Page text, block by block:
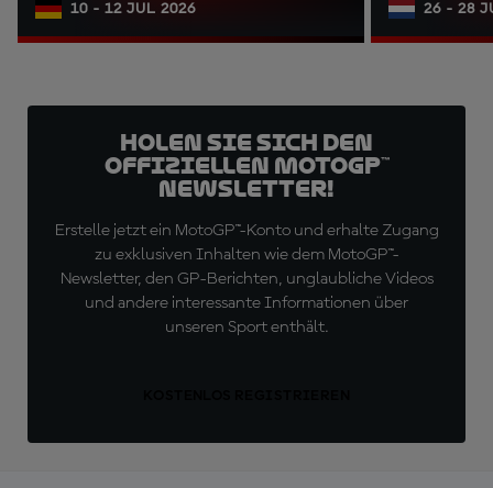
10 - 12 JUL 2026 26 - 28
Holen Sie sich den
offiziellen MotoGP™
Newsletter!
Erstelle jetzt ein MotoGP™-Konto und erhalte Zugang
zu exklusiven Inhalten wie dem MotoGP™-
Newsletter, den GP-Berichten, unglaubliche Videos
und andere interessante Informationen über
unseren Sport enthält.